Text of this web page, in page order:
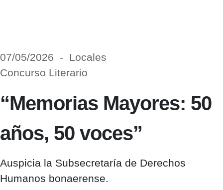
07/05/2026 - Locales
Concurso Literario
“Memorias Mayores: 50
años, 50 voces”
Auspicia la Subsecretaría de Derechos
Humanos bonaerense.